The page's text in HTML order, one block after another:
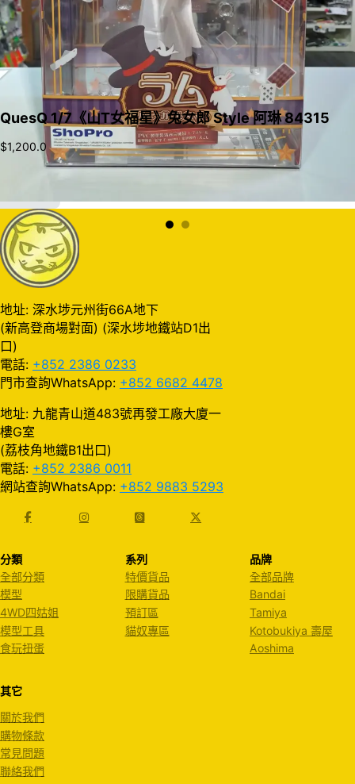
QuesQ 1/7《山T女福星》兔女郎 Style 阿琳 84315
$1,200.0
地址: 深水埗元州街66A地下
(新高登商場對面) (深水埗地鐵站D1出
口)
電話: +852 2386 0233
門市查詢WhatsApp: +852 6682 4478
地址: 九龍青山道483號再發工廠大廈一
樓G室
(荔枝角地鐵B1出口)
電話: +852 2386 0011
網站查詢WhatsApp: +852 9883 5293
分類
全部分類
模型
4WD四姑姐
模型工具
食玩扭蛋
系列
特價貨品
限購貨品
預訂區
貓奴專區
品牌
全部品牌
Bandai
Tamiya
Kotobukiya 壽屋
Aoshima
其它
關於我們
購物條款
常見問題
聯絡我們